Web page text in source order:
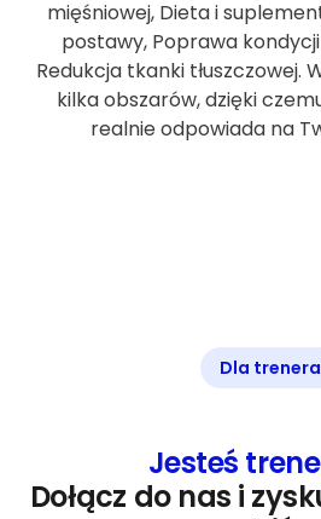
mięśniowej, Dieta i
postawy, Poprawa
Redukcja tkanki tłuszczowej.
kilka obszarów, dzięki
realnie odpowiada na
Dla trenera
Jesteś
Dołącz do nas i